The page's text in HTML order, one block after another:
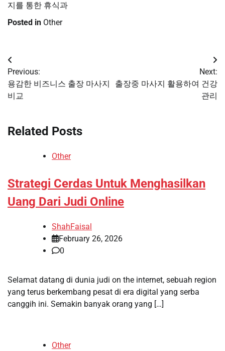
지를 통한 휴식과
Posted in Other
Post
navigation
Previous:
용감한 비즈니스 출장 마사지
비교
Next:
출장중 마사지 활용하여 건강
관리
Related Posts
Other
Strategi Cerdas Untuk Menghasilkan
Uang Dari Judi Online
ShahFaisal
February 26, 2026
0
Selamat datang di dunia judi on the internet, sebuah region
yang terus berkembang pesat di era digital yang serba
canggih ini. Semakin banyak orang yang […]
Other